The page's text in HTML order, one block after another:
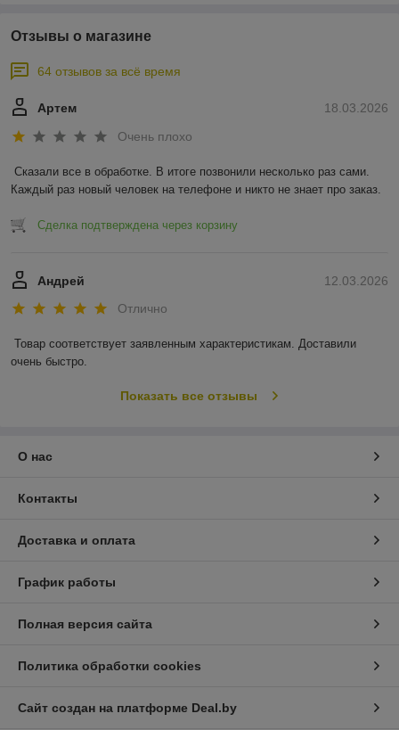
Отзывы о магазине
64 отзывов за всё время
18.03.2026
Артем
Очень плохо
Сказали все в обработке. В итоге позвонили несколько раз сами.
Каждый раз новый человек на телефоне и никто не знает про заказ.
Сделка подтверждена через корзину
12.03.2026
Андрей
Отлично
Товар соответствует заявленным характеристикам. Доставили
очень быстро.
Показать все отзывы
О нас
Контакты
Доставка и оплата
График работы
Полная версия сайта
Политика обработки cookies
Сайт создан на платформе Deal.by